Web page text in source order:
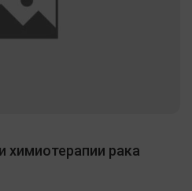
химиотерапии рака